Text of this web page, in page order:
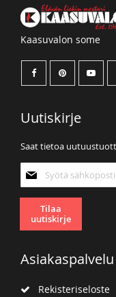
Kaasuvalon some
Uutiskirje
Saat tietoa
uutiskirjeemme:
Tilaa
uutiskirje
Asiakaspalvelu
Rekisteriseloste